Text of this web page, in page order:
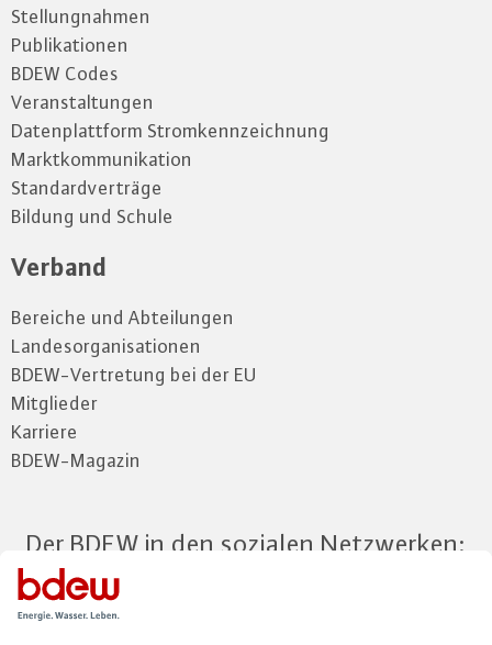
Stellungnahmen
Publikationen
BDEW Codes
Veranstaltungen
Datenplattform Stromkennzeichnung
Marktkommunikation
Standardverträge
Bildung und Schule
Verband
Bereiche und Abteilungen
Landesorganisationen
BDEW-Vertretung bei der EU
Mitglieder
Karriere
BDEW-Magazin
Der BDEW in den sozialen Netzwerken: